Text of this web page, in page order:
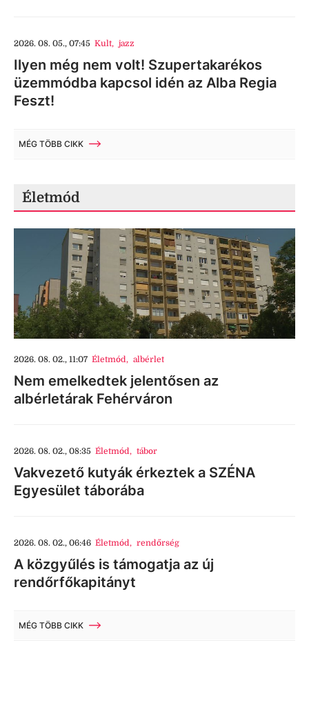
2026. 08. 05., 07:45 Kult, jazz
Ilyen még nem volt! Szupertakarékos
üzemmódba kapcsol idén az Alba Regia
Feszt!
MÉG TÖBB CIKK
Életmód
2026. 08. 02., 11:07 Életmód, albérlet
Nem emelkedtek jelentősen az
albérletárak Fehérváron
2026. 08. 02., 08:35 Életmód, tábor
Vakvezető kutyák érkeztek a SZÉNA
Egyesület táborába
2026. 08. 02., 06:46 Életmód, rendőrség
A közgyűlés is támogatja az új
rendőrfőkapitányt
MÉG TÖBB CIKK